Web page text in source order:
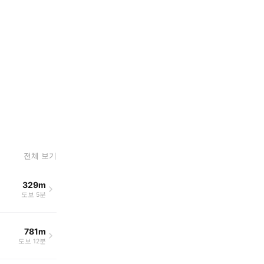
전체 보기
329m
도보 5분
781m
도보 12분